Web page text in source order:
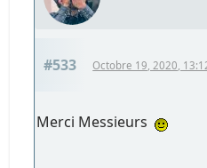
#533 Octobre 19, 2020,
Merci Messieurs